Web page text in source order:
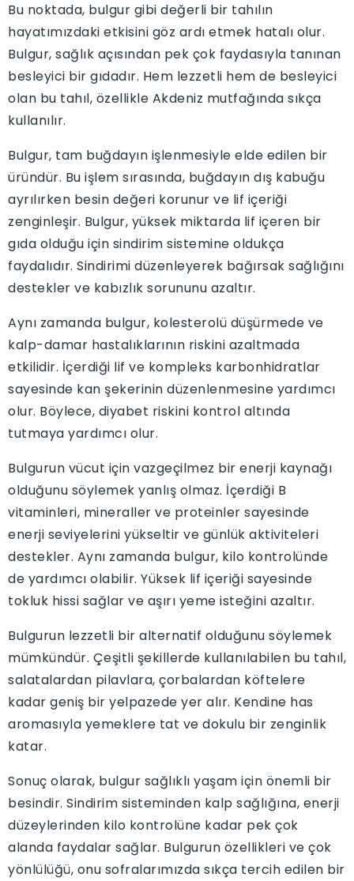
Bu noktada, bulgur gibi değerli bir tahılın
hayatımızdaki etkisini göz ardı etmek hatalı olur.
Bulgur, sağlık açısından pek çok faydasıyla tanınan
besleyici bir gıdadır. Hem lezzetli hem de besleyici
olan bu tahıl, özellikle Akdeniz mutfağında sıkça
kullanılır.
Bulgur, tam buğdayın işlenmesiyle elde edilen bir
üründür. Bu işlem sırasında, buğdayın dış kabuğu
ayrılırken besin değeri korunur ve lif içeriği
zenginleşir. Bulgur, yüksek miktarda lif içeren bir
gıda olduğu için sindirim sistemine oldukça
faydalıdır. Sindirimi düzenleyerek bağırsak sağlığını
destekler ve kabızlık sorununu azaltır.
Aynı zamanda bulgur, kolesterolü düşürmede ve
kalp-damar hastalıklarının riskini azaltmada
etkilidir. İçerdiği lif ve kompleks karbonhidratlar
sayesinde kan şekerinin düzenlenmesine yardımcı
olur. Böylece, diyabet riskini kontrol altında
tutmaya yardımcı olur.
Bulgurun vücut için vazgeçilmez bir enerji kaynağı
olduğunu söylemek yanlış olmaz. İçerdiği B
vitaminleri, mineraller ve proteinler sayesinde
enerji seviyelerini yükseltir ve günlük aktiviteleri
destekler. Aynı zamanda bulgur, kilo kontrolünde
de yardımcı olabilir. Yüksek lif içeriği sayesinde
tokluk hissi sağlar ve aşırı yeme isteğini azaltır.
Bulgurun lezzetli bir alternatif olduğunu söylemek
mümkündür. Çeşitli şekillerde kullanılabilen bu tahıl,
salatalardan pilavlara, çorbalardan köftelere
kadar geniş bir yelpazede yer alır. Kendine has
aromasıyla yemeklere tat ve dokulu bir zenginlik
katar.
Sonuç olarak, bulgur sağlıklı yaşam için önemli bir
besindir. Sindirim sisteminden kalp sağlığına, enerji
düzeylerinden kilo kontrolüne kadar pek çok
alanda faydalar sağlar. Bulgurun özellikleri ve çok
yönlülüğü, onu sofralarımızda sıkça tercih edilen bir